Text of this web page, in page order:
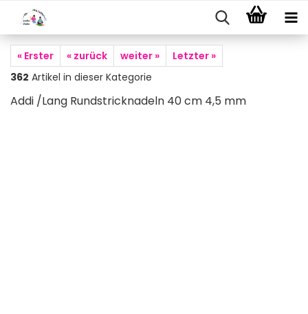
« Erster « zurück weiter »
Letzter »
362 Artikel in dieser Kategorie
Addi /Lang Rundstricknadeln 40 cm 4,5 mm